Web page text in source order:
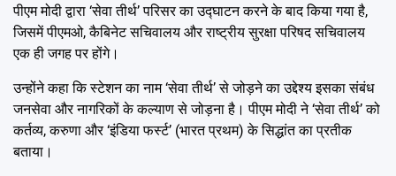
पीएम मोदी द्वारा ‘सेवा तीर्थ’ परिसर का उद्घाटन करने के बाद किया गया है,
जिसमें पीएमओ, कैबिनेट सचिवालय और राष्ट्रीय सुरक्षा परिषद सचिवालय
एक ही जगह पर होंगे।
उन्होंने कहा कि स्टेशन का नाम ‘सेवा तीर्थ’ से जोड़ने का उद्देश्य इसका संबंध
जनसेवा और नागरिकों के कल्याण से जोड़ना है। पीएम मोदी ने ‘सेवा तीर्थ’ को
कर्तव्य, करुणा और ‘इंडिया फर्स्ट’ (भारत प्रथम) के सिद्धांत का प्रतीक
बताया।